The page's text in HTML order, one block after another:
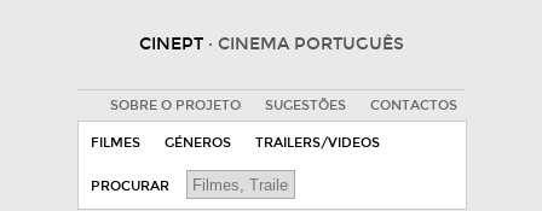
CINEPT · CINEMA PORTUGUÊS
SOBRE O PROJETO SUGESTÕES CONTACTOS
FILMES GÉNEROS TRAILERS/VIDEOS
PROCURAR